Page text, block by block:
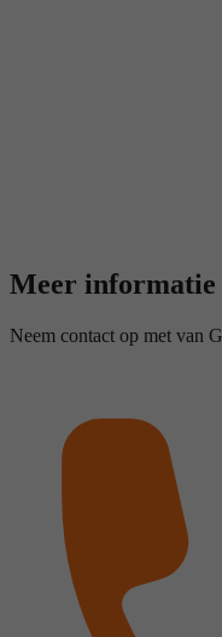
Meer informatie
Neem contact op met van